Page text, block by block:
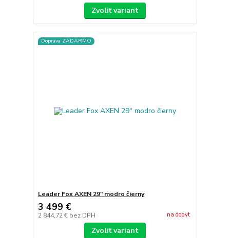
Zvoliť variant
Doprava ZADARMO
Leader Fox AXEN 29" modro čierny
3 499 €
2 844,72 € bez DPH na dopyt
Zvoliť variant